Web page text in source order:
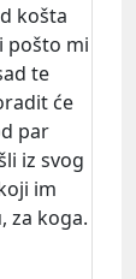
košta
pošto mi
te
će
par
iz svog
im
za koga.